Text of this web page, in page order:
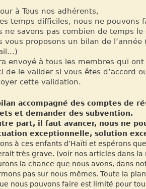
à Tous nos adhérents,
temps difficiles, nous ne pouvons
ne savons pas combien de temps
vous proposons un bilan de
envoyé à tous les membres qui
de le valider si vous êtes d’accord
cette validation.
accompagné des comptes de
et demander des subvention.
part, il faut avancer, nous ne
exceptionnelle, solution
à ces enfants d’Haïti et espérons
très grave. (voir nos articles dans
la chance que nous avons, dans
pas sur nous mêmes. Toute la
nous pouvons faire est limité pour